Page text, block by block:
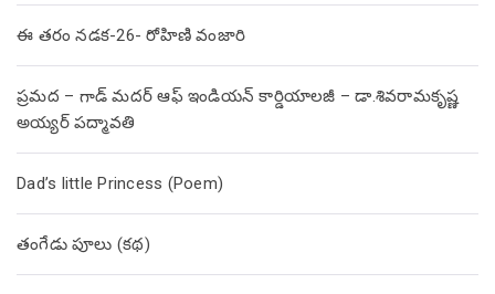
ఈ తరం నడక-26- రోహిణి వంజారి
ప్రమద – గాడ్ మదర్ ఆఫ్ ఇండియన్ కార్డియాలజీ – డా.శివరామకృష్ణ
అయ్యర్ పద్మావతి
Dad’s little Princess (Poem)
తంగేడు పూలు (క‌థ‌)